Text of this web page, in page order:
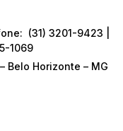
(31) 3201-9423 |
1069
Belo Horizonte – MG